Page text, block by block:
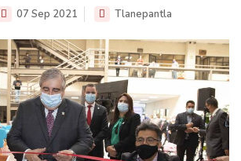
07 Sep 2021 Tlanepantla